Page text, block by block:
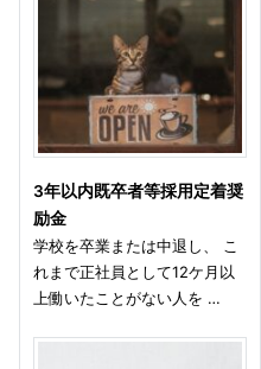
3年以内既卒者等採用定着奨
励金
学校を卒業または中退し、 こ
れまで正社員として12ケ月以
上働いたことがない人を …